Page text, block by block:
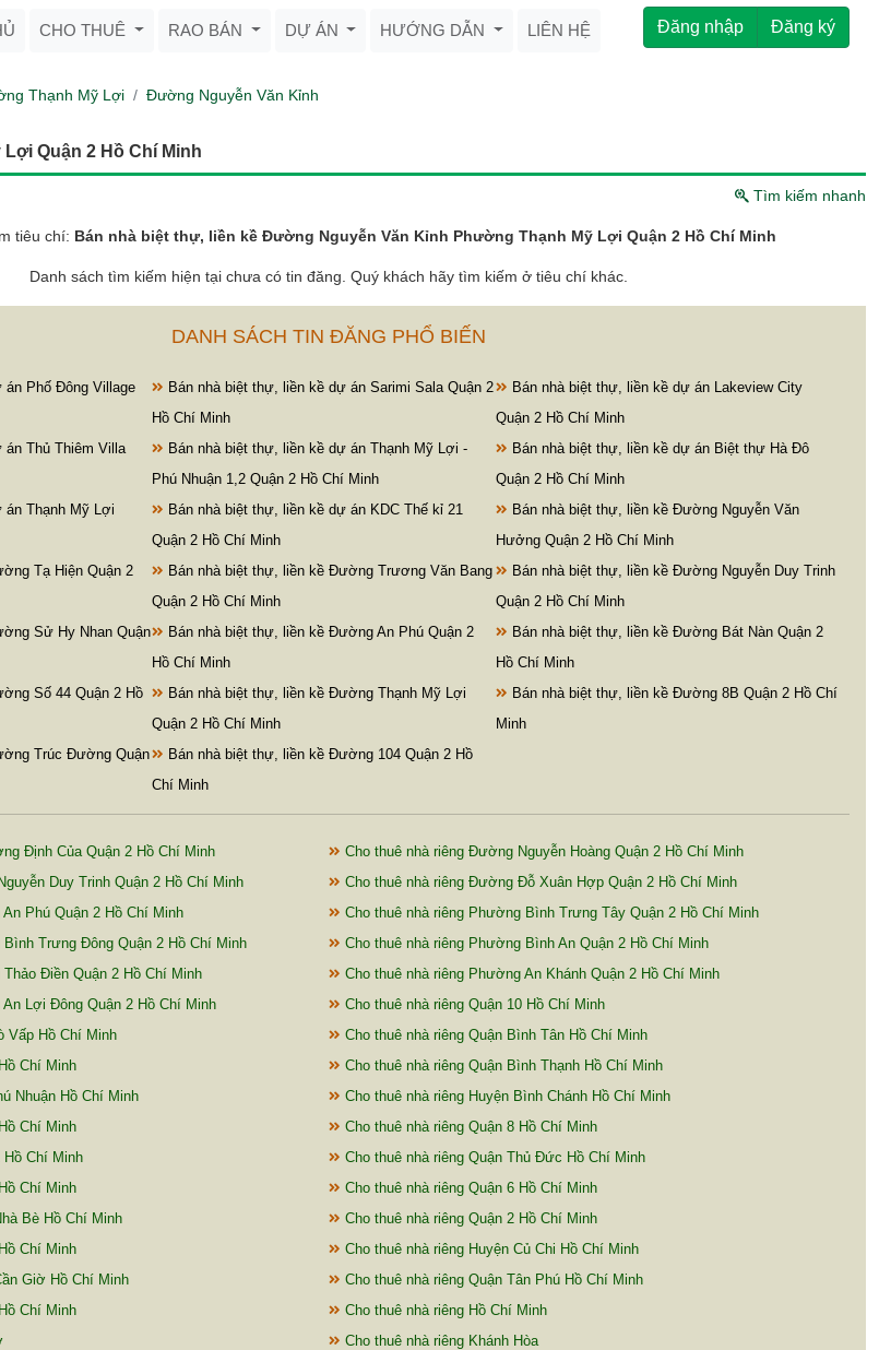
CHO THUÊ RAO BÁN DỰ ÁN HƯỚNG DẪN LIÊN HỆ Đăng nhập Đăng ký
Thạnh Mỹ Lợi Đường Nguyễn Văn Kỉnh
Quận 2 Hồ Chí Minh
Tìm kiếm nhanh
tiêu chí: Bán nhà biệt thự, liền kề Đường Nguyễn Văn Kỉnh Phường Thạnh Mỹ Lợi Quận 2 Hồ Chí Minh
Danh sách tìm kiếm hiện tại chưa có tin đăng. Quý khách hãy tìm kiếm ở tiêu chí khác.
DANH SÁCH TIN ĐĂNG PHỔ BIẾN
án Phố Đông Village
Bán nhà biệt thự, liền kề dự án Sarimi Sala Quận 2
Hồ Chí Minh
Bán nhà biệt thự, liền kề dự án Lakeview City
Quận 2 Hồ Chí Minh
án Thủ Thiêm Villa
Bán nhà biệt thự, liền kề dự án Thạnh Mỹ Lợi -
Phú Nhuận 1,2 Quận 2 Hồ Chí Minh
Bán nhà biệt thự, liền kề dự án Biệt thự Hà Đô
Quận 2 Hồ Chí Minh
án Thạnh Mỹ Lợi
Bán nhà biệt thự, liền kề dự án KDC Thế kỉ 21
Quận 2 Hồ Chí Minh
Bán nhà biệt thự, liền kề Đường Nguyễn Văn
Hưởng Quận 2 Hồ Chí Minh
Tạ Hiện Quận 2
Bán nhà biệt thự, liền kề Đường Trương Văn Bang
Quận 2 Hồ Chí Minh
Bán nhà biệt thự, liền kề Đường Nguyễn Duy Trinh
Quận 2 Hồ Chí Minh
Sử Hy Nhan Quận
Bán nhà biệt thự, liền kề Đường An Phú Quận 2
Hồ Chí Minh
Bán nhà biệt thự, liền kề Đường Bát Nàn Quận 2
Hồ Chí Minh
Số 44 Quận 2 Hồ
Bán nhà biệt thự, liền kề Đường Thạnh Mỹ Lợi
Quận 2 Hồ Chí Minh
Bán nhà biệt thự, liền kề Đường 8B Quận 2 Hồ Chí
Minh
Trúc Đường Quận
Bán nhà biệt thự, liền kề Đường 104 Quận 2 Hồ
Chí Minh
Định Của Quận 2 Hồ Chí Minh
Cho thuê nhà riêng Đường Nguyễn Hoàng Quận 2 Hồ Chí Minh
Duy Trinh Quận 2 Hồ Chí Minh
Cho thuê nhà riêng Đường Đỗ Xuân Hợp Quận 2 Hồ Chí Minh
Phú Quận 2 Hồ Chí Minh
Cho thuê nhà riêng Phường Bình Trưng Tây Quận 2 Hồ Chí Minh
Trưng Đông Quận 2 Hồ Chí Minh
Cho thuê nhà riêng Phường Bình An Quận 2 Hồ Chí Minh
Điền Quận 2 Hồ Chí Minh
Cho thuê nhà riêng Phường An Khánh Quận 2 Hồ Chí Minh
Lợi Đông Quận 2 Hồ Chí Minh
Cho thuê nhà riêng Quận 10 Hồ Chí Minh
Vấp Hồ Chí Minh
Cho thuê nhà riêng Quận Bình Tân Hồ Chí Minh
Chí Minh
Cho thuê nhà riêng Quận Bình Thạnh Hồ Chí Minh
Nhuận Hồ Chí Minh
Cho thuê nhà riêng Huyện Bình Chánh Hồ Chí Minh
Chí Minh
Cho thuê nhà riêng Quận 8 Hồ Chí Minh
Hồ Chí Minh
Cho thuê nhà riêng Quận Thủ Đức Hồ Chí Minh
Chí Minh
Cho thuê nhà riêng Quận 6 Hồ Chí Minh
Bè Hồ Chí Minh
Cho thuê nhà riêng Quận 2 Hồ Chí Minh
Chí Minh
Cho thuê nhà riêng Huyện Củ Chi Hồ Chí Minh
Giờ Hồ Chí Minh
Cho thuê nhà riêng Quận Tân Phú Hồ Chí Minh
Chí Minh
Cho thuê nhà riêng Hồ Chí Minh
Cho thuê nhà riêng Khánh Hòa